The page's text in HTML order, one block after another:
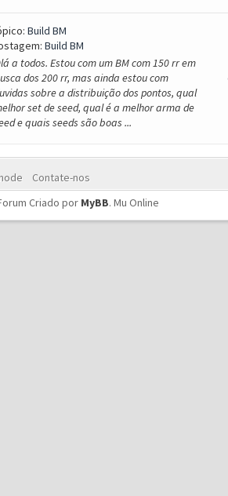
Build BM
Build BM
a todos. Estou com um BM com 150 rr em
dos 200 rr, mas ainda estou com
sobre a distribuição dos pontos, qual
set de seed, qual é a melhor arma de
e quais seeds são boas ...
Contate-nos
Criado por MyBB. Mu Online